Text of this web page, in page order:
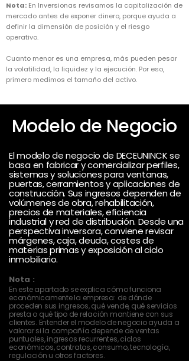
Nota: En Inversionas revisamos la capitalización de
mercado antes de exponer dinero, porque ayuda a
definir la dimensión de posición y el riesgo
operativo.
Cuanto menor es una empresa, más pueden pesar
la volatilidad, la liquidez y la ejecución. Por eso,
primero medimos el tamaño del activo.
Modelo de Negocio
El modelo de negocio de DECEUNINCK se
basa en fabricar y comercializar perfiles,
sistemas y soluciones para ventanas,
puertas, cerramientos y aplicaciones de
construcción. Sus ingresos dependen de
volúmenes de obra, rehabilitación,
precios de materiales, eficiencia
industrial y red de distribución. Desde una
perspectiva inversora, conviene revisar
márgenes, caja, deuda, costes de
materias primas y exposición al ciclo
inmobiliario.
Nota :
En este apartado se explica cómo funciona
económicamente la empresa: de dónde
proceden sus ingresos, qué vende, qué servicios
presta o qué tipo de relación mantiene con sus
clientes. Entender el modelo de negocio ayuda a
valorar si la compañía depende de ventas
puntuales, ingresos recurrentes, ciclos
económicos, contratos, consumo, tecnología,
regulación u otros factores.